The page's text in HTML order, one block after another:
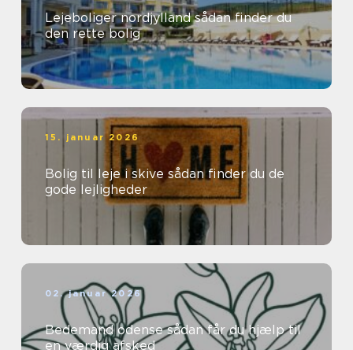
Lejeboliger nordjylland sådan finder du
den rette bolig
15. januar 2026
Bolig til leje i skive sådan finder du de
gode lejligheder
02. januar 2026
Bedemand odense sådan får du hjælp til
en værdig afsked